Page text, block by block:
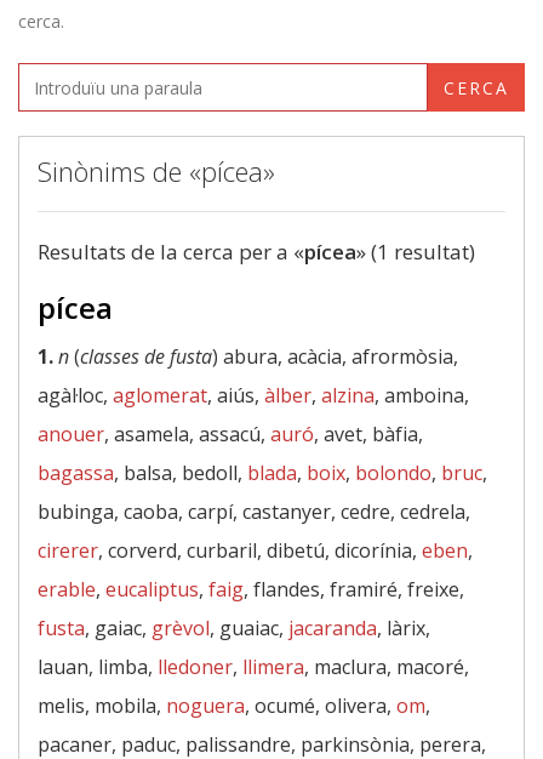
cerca.
CERCA
Sinònims de «pícea»
Resultats de la cerca per a «pícea» (1 resultat)
pícea
1.n(classes de fusta) abura, acàcia, afrormòsia,
agàl·loc, aglomerat, aiús, àlber, alzina, amboina,
anouer, asamela, assacú, auró, avet, bàfia,
bagassa, balsa, bedoll, blada, boix, bolondo, bruc,
bubinga, caoba, carpí, castanyer, cedre, cedrela,
cirerer, corverd, curbaril, dibetú, dicorínia, eben,
erable, eucaliptus, faig, flandes, framiré, freixe,
fusta, gaiac, grèvol, guaiac, jacaranda, làrix,
lauan, limba, lledoner, llimera, maclura, macoré,
melis, mobila, noguera, ocumé, olivera, om,
pacaner, paduc, palissandre, parkinsònia, perera,